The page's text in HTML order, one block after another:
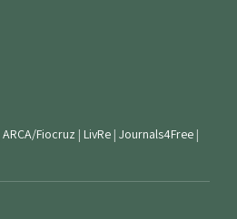
ARCA/Fiocruz | LivRe | Journals4Free |